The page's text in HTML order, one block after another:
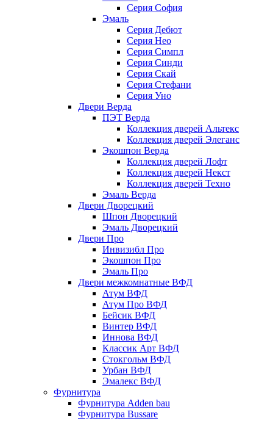
Серия София
Эмаль
Серия Дебют
Серия Нео
Серия Симпл
Серия Синди
Серия Скай
Серия Стефани
Серия Уно
Двери Верда
ПЭТ Верда
Коллекция дверей Альтекс
Коллекция дверей Элеганс
Экошпон Верда
Коллекция дверей Лофт
Коллекция дверей Некст
Коллекция дверей Техно
Эмаль Верда
Двери Дворецкий
Шпон Дворецкий
Эмаль Дворецкий
Двери Про
Инвизибл Про
Экошпон Про
Эмаль Про
Двери межкомнатные ВФД
Атум ВФД
Атум Про ВФД
Бейсик ВФД
Винтер ВФД
Иннова ВФД
Классик Арт ВФД
Стокгольм ВФД
Урбан ВФД
Эмалекс ВФД
Фурнитура
Фурнитура Adden bau
Фурнитура Bussare